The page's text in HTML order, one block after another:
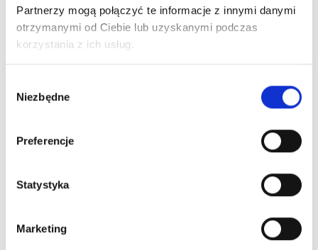
Partnerzy mogą połączyć te informacje z innymi danymi
otrzymanymi od Ciebie lub uzyskanymi podczas
korzystania z ich usług.
zgody
Niezbędne
Preferencje
Statystyka
Marketing